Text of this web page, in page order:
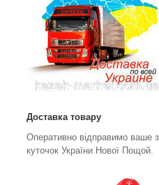
Доставка товару
Оперативно відправимо ваше
куточок України Нової Пощой.